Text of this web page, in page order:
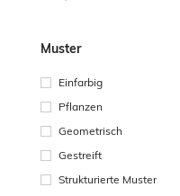
Muster
Einfarbig
Pflanzen
Geometrisch
Gestreift
Strukturierte Muster